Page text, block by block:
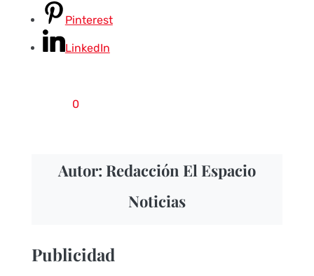
Pinterest
LinkedIn
0
Autor: Redacción El Espacio
Noticias
Publicidad